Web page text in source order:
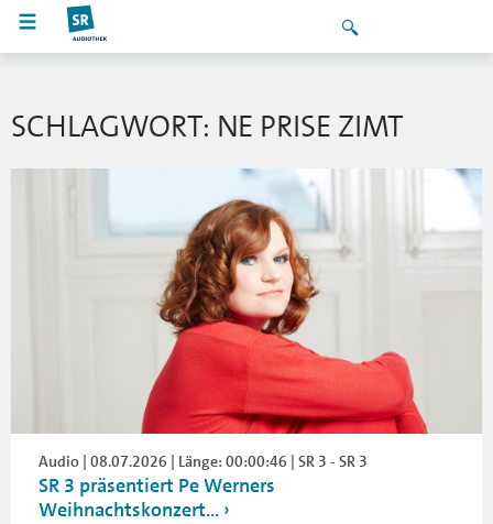
SCHLAGWORT: NE PRISE ZIMT
Audio | 08.07.2026 | Länge: 00:00:46 | SR 3 - SR 3
SR 3 präsentiert Pe Werners
Weihnachtskonzert...